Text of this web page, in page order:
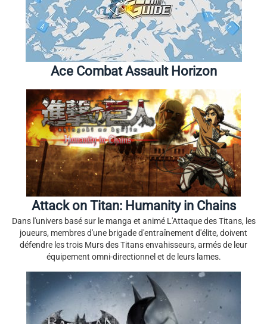
Ace Combat Assault Horizon
Attack on Titan: Humanity in Chains
Dans l'univers basé sur le manga et animé L'Attaque des Titans, les
joueurs, membres d'une brigade d'entraînement d'élite, doivent
défendre les trois Murs des Titans envahisseurs, armés de leur
équipement omni-directionnel et de leurs lames.